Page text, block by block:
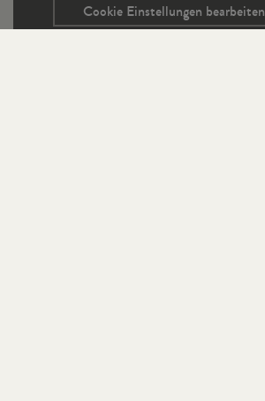
Cookie Einstellungen bearbeiten